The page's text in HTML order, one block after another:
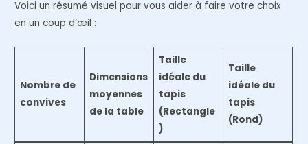
Voici un résumé visuel pour vous aider à faire votre choix
en un coup d’œil :
Nombre de
convives
Dimensions
moyennes
de la table
Taille
idéale du
tapis
(Rectangle
)
Taille
idéale du
tapis
(Rond)